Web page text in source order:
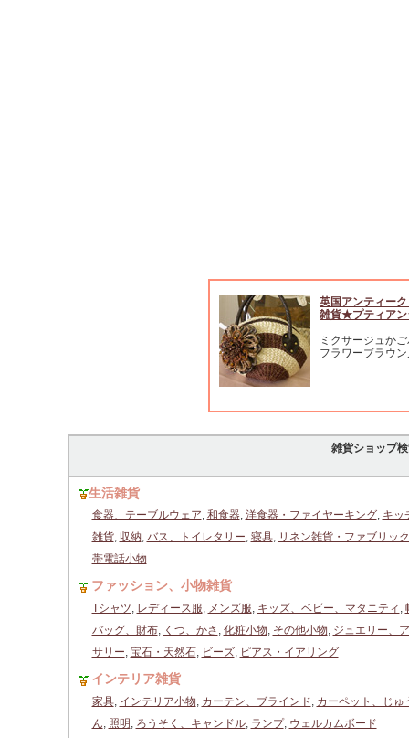
英国アンティー
雑貨★プティアン
ミクサージュか
フラワーブラウ
雑貨ショップ
生活雑貨
食器、テーブルウェア, 和食器, 洋食器・ファイヤーキング, キッ
雑貨, 収納, バス、トイレタリー, 寝具, リネン雑貨・ファブリック
帯電話小物
ファッション、小物雑貨
Tシャツ, レディース服, メンズ服, キッズ、ベビー、マタニティ ,
バッグ、財布, くつ、かさ , 化粧小物, その他小物, ジュエリー、
サリー, 宝石・天然石, ビーズ, ピアス・イアリング
インテリア雑貨
家具, インテリア小物, カーテン、ブラインド, カーペット、じゅ
ん, 照明 , ろうそく、キャンドル, ランプ, ウェルカムボード